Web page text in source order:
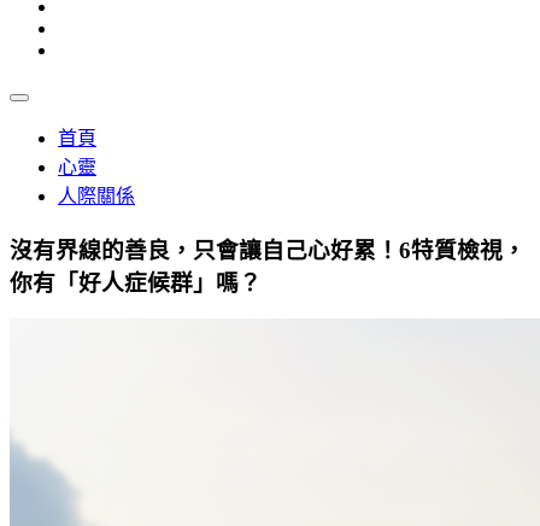
首頁
心靈
人際關係
沒有界線的善良，只會讓自己心好累！6特質檢視，
你有「好人症候群」嗎？